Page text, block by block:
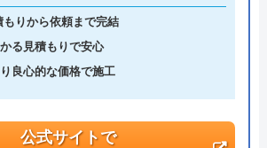
平成17年5月6日設立
〒542-0061
大阪府大阪市中央区安堂寺町2-2-27 コ
りから依頼まで完結
る見積もりで安心
良心的な価格で施工
公式サイトで